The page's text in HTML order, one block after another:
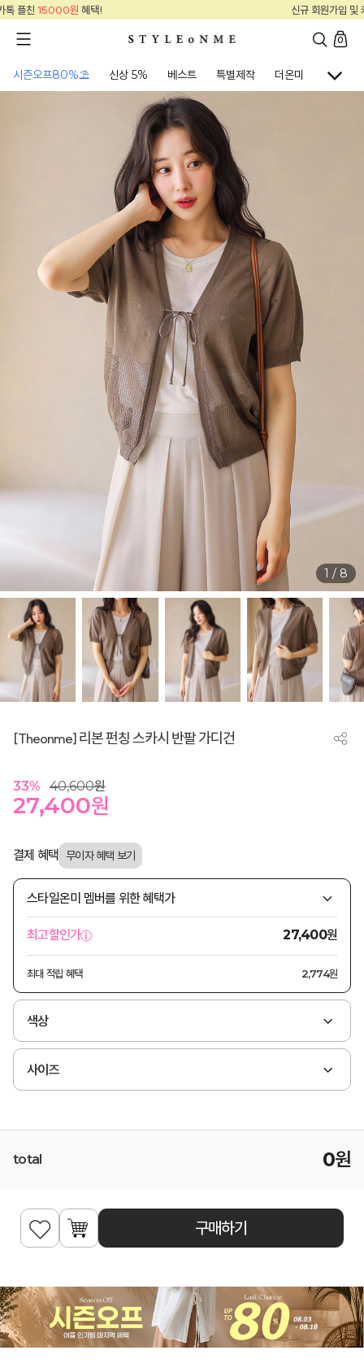
신규 회원가입 및 카톡 플친
0
시즌오프80%⛱ 신상 5% 베스트 특별제작 더온미 골프웨어
1 / 8
[Theonme] 리본 펀칭 스카시 반팔 가디건
33% 40,600원
27,400원
결제 혜택
스타일온미 멤버를 위한 혜택가
최고할인가 27,400원
최대 적립 혜택 2,774원
색상
사이즈
total 0원
구매하기